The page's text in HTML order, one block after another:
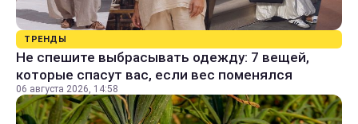
ТРЕНДЫ
Не спешите выбрасывать одежду: 7 вещей,
которые спасут вас, если вес поменялся
06 августа 2026, 14:58